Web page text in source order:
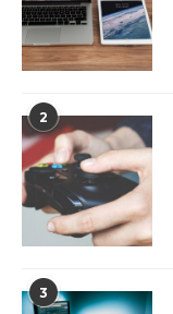
2
3